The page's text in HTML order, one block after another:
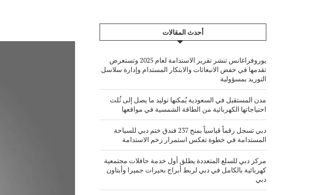
أحدث المقالات
يوروفراغانس تنشر تقرير الاستدامة لعام 2025 وتستعرض
تقدمها في خفض الانبعاثات والابتكار المستدام وإدارة سلاسل
التوريد بمسؤولية
مدن المستقبل في السعودية يُمكنها توليد ما يصل إلى ثُلث
احتياجاتها الكهربائية من الطاقة الشمسية في مواقعها
دبي تسجل رقماً قياسياً بمنح 237 فندق ختم دبي للسياحة
المستدامة في خطوة تعكس استمرار زخم الاستدامة
مركز دبي للسلع المتعددة يطلق أول خدمة حافلات مجتمعية
كهربائية بالكامل في دبي لربط أبراج بحيرات جميرا وأبتاون
دبي